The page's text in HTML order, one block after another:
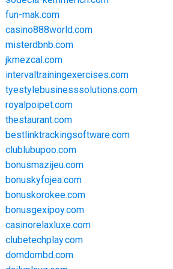
fun-mak.com
casino888world.com
misterdbnb.com
jkmezcal.com
intervaltrainingexercises.com
tyestylebusinesssolutions.com
royalpoipet.com
thestaurant.com
bestlinktrackingsoftware.com
clublubupoo.com
bonusmazijeu.com
bonuskyfojea.com
bonuskorokee.com
bonusgexipoy.com
casinorelaxluxe.com
clubetechplay.com
domdombd.com